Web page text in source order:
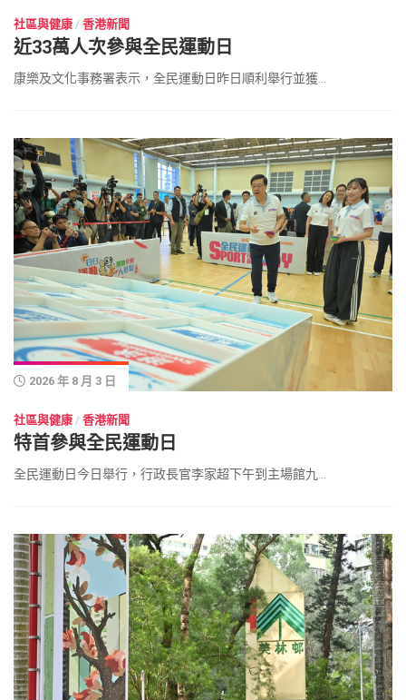
社區與健康 / 香港新聞
近33萬人次參與全民運動日
康樂及文化事務署表示，全民運動日昨日順利舉行並獲...
2026 年 8 月 3 日
社區與健康 / 香港新聞
特首參與全民運動日
全民運動日今日舉行，行政長官李家超下午到主場館九...